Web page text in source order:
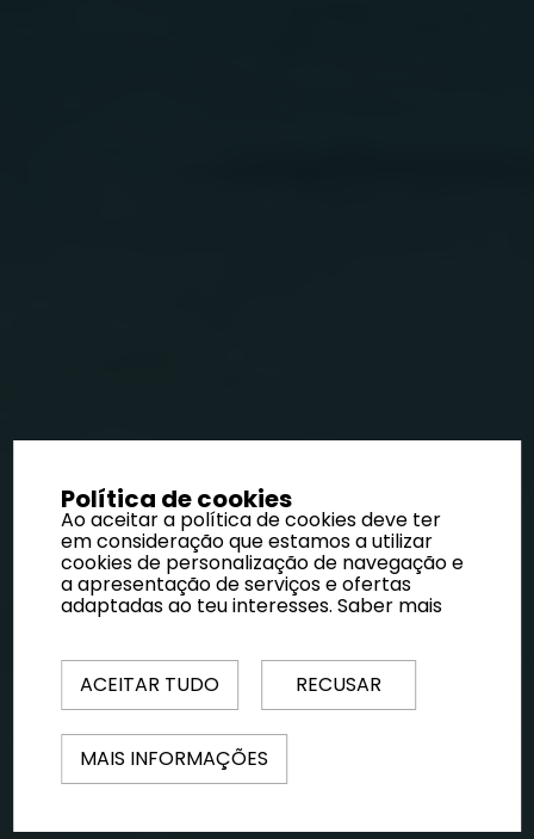
Política de cookies
Ao aceitar a política de cookies deve ter
em consideração que estamos a utilizar
cookies de personalização de navegação e
a apresentação de serviços e ofertas
adaptadas ao teu interesses.Saber mais
ACEITAR TUDO RECUSAR
MAIS INFORMAÇÕES